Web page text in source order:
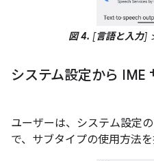
図 4. [言語と入力]
システム設定から IME
ユーザーは、システム設定
で、サブタイプの使用方法を